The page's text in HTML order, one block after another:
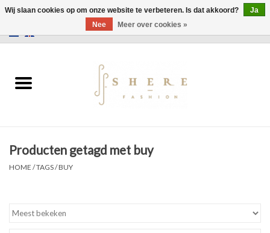
Jurken
Producten getagd met buy
HOME /TAGS/BUY
Wij slaan cookies op om onze website te verbeteren. Is dat akkoord?
Ja
Nee
Meer over cookies »